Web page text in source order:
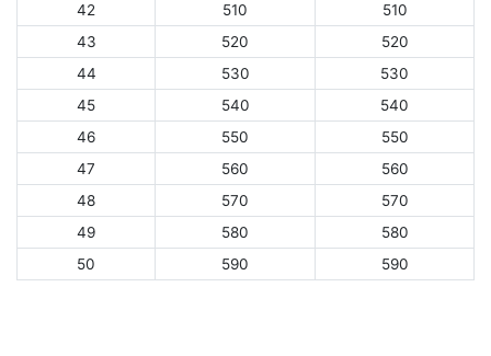
42
510
510
43
520
520
44
530
530
45
540
540
46
550
550
47
560
560
48
570
570
49
580
580
50
590 590